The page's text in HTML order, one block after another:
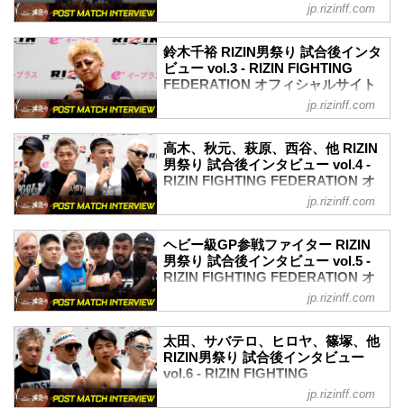
（WIN）朝倉未来 vs. 鈴木千裕（LOSE）
3R 1分56秒 TKO（ドクタ...
クレベル・コイケ「私の気持ちはまだチ
ャンピオンだから、落ちない。また必ず
戻ります」
ーー試合後の率直な感想をお聞かせいた
クレベル さみしい、恥ずかしい、悲し
い……全部それな。
ーー対戦相手と実際に戦った印象を教え
てください。
クレベル インプレッションは最初から同
じ。フィジカル強い、最初に強いのがく
5月4日（日）東京ドームにて開催された
タビューを公開！
YouTubeで見る
- YouTube
朝倉未来「ここから新しいショーのはじ
まり」
ーー試合後の率直な感想をお聞かせいた
だけますか。
朝倉 とにかくまあ、泥臭くても絶対勝つ
って決めてたので一旦ホッととしている
かんじですね
ーー試合中、入場も大きな歓声があがり
ましたが、聞こえていましたか？また、
試合前に背中を押されたということはあ
りましたか。
朝倉 そうっすね、まあ入場の時...
jp.rizinff.com
鈴木千裕 RIZIN男祭り 試合後インタ
ビュー vol.3 - RIZIN FIGHTING
FEDERATION オフィシャルサイト
5月4日（日）東京ドームにて開催された
タビューを公開！
YouTubeで見る
- YouTube
鈴木千裕「やることわかってるんで。今
日は負け、そういう日ですよ」
ーー試合後の率直な感想をお聞かせいた
だけますか。
鈴木 まあ、最後に勝ちますよ、もっか
ーー朝倉未来選手と実際に戦った印象を
教えてください。
鈴木 優勝っすか？
ーー印象です。
鈴木 うーん今回は自分との戦いだったの
で、そんなに覚えてないですね。
jp.rizinff.com
高木、秋元、萩原、西谷、他 RIZIN
男祭り 試合後インタビュー vol.4 -
RIZIN FIGHTING FEDERATION オ
RIZIN男祭りの出場選手たちの試合後イン
タビューを公開！
YouTubeで見る
高木凌「負けたんで、出された相手にま
た全力で勝ちに行くっていうだけです」
ーー試合後の率直な感想をお聞かせいた
だけますか。
高木 いやあ、強かったすね、ほんと。ま
じ強かったっす！って感じです（苦
jp.rizinff.com
ヘビー級GP参戦ファイター RIZIN
男祭り 試合後インタビュー vol.5 -
RIZIN FIGHTING FEDERATION オ
RIZIN男祭りの出場選手たちの試合後イン
タビューを公開！
YouTubeで見る
jp.rizinff.com
太田、サバテロ、ヒロヤ、篠塚、他
RIZIN男祭り 試合後インタビュー
vol.6 - RIZIN FIGHTING
FEDERATION オフィシャルサイト
jp.rizinff.com